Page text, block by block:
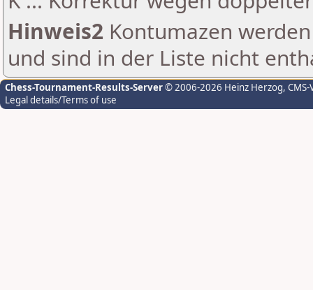
Hinweis2 Kontumazen
und sind in der Liste nicht
Chess-Tournament-Results-Server© 2006-2026 Heinz Herzog,
Legal details/Terms of use